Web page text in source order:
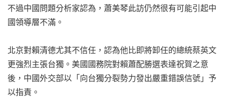
不過中國問題分析家認為，蕭美琴此訪仍然很有可能引起中
國領導層不滿。
北京對賴清德尤其不信任，認為他比即將卸任的總統蔡英文
更強烈主張台獨。美國國務院對賴蕭配勝選表達祝賀之意
後，中國外交部以「向台獨分裂勢力發出嚴重錯誤信號」予
以指責。